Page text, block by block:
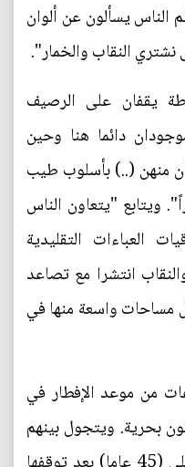
الناس يسألون عن ألوان
النقاب والخمار".
يقفان على الرصيف
دائما هنا وحين
منهن (..) بأسلوب طيب
ويتابع "يتعاون الناس
العباءات التقليدية
انتشرا مع تصاعد
مساحات واسعة منها في
من موعد الإفطار في
بحرية. ويتجول بينهم